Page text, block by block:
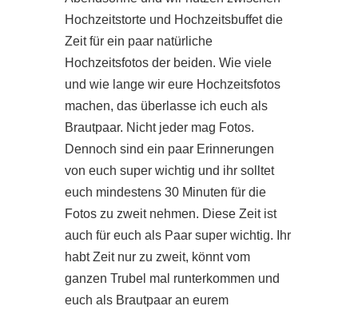
Hochzeitstorte und Hochzeitsbuffet die
Zeit für ein paar natürliche
Hochzeitsfotos der beiden. Wie viele
und wie lange wir eure Hochzeitsfotos
machen, das überlasse ich euch als
Brautpaar. Nicht jeder mag Fotos.
Dennoch sind ein paar Erinnerungen
von euch super wichtig und ihr solltet
euch mindestens 30 Minuten für die
Fotos zu zweit nehmen. Diese Zeit ist
auch für euch als Paar super wichtig. Ihr
habt Zeit nur zu zweit, könnt vom
ganzen Trubel mal runterkommen und
euch als Brautpaar an eurem